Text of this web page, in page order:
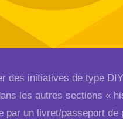
des initiatives de type
les autres sections «
un livret/passeport de